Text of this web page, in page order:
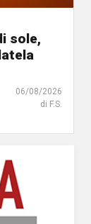
sole,
06/08/2026
di F.S.